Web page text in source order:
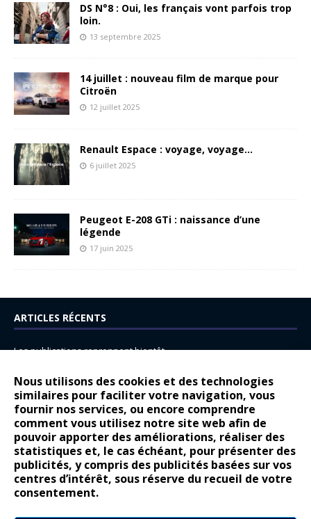
Nous utilisons des cookies et des technologies
similaires pour faciliter votre navigation, vous
fournir nos services, ou encore comprendre
comment vous utilisez notre site web afin de
pouvoir apporter des améliorations, réaliser des
statistiques et, le cas échéant, pour présenter des
publicités, y compris des publicités basées sur vos
centres d’intérêt, sous réserve du recueil de votre
consentement.
DS N°8 : Oui, les français vont parfois trop
loin.
13 septembre 2025
14 juillet : nouveau film de marque pour
Citroën
12 juillet 2025
Renault Espace : voyage, voyage…
6 juillet 2025
Peugeot E-208 GTi : naissance d’une
légende
17 juin 2025
ARTICLES RÉCENTS
Les publications reprennent bientôt…
14 juillet : nouveau film de marque pour Citroën
Renault Espace : voyage, voyage…
Peugeot E-208 GTi : naissance d’une légende
COMMENTAIRES RÉCENTS
Bernard Dardartdans